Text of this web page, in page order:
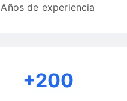
Años de experiencia
+200